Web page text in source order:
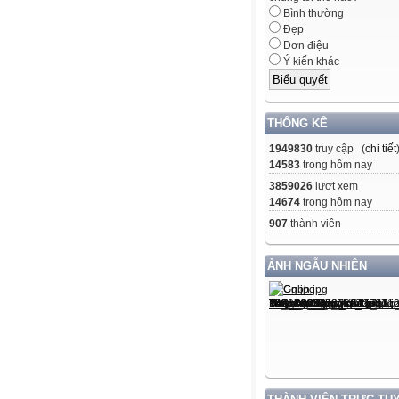
Bình thường
Đẹp
Đơn điệu
Ý kiến khác
THỐNG KÊ
1949830 truy cập (chi tiết)
14583 trong hôm nay
3859026 lượt xem
14674 trong hôm nay
907 thành viên
ẢNH NGẪU NHIÊN